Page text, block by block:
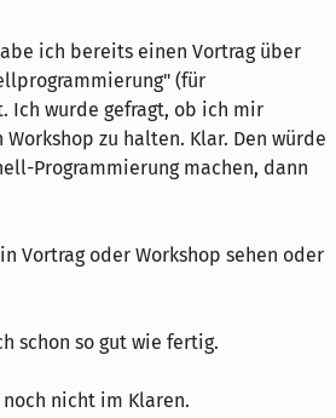
ich bereits einen Vortrag über
(für
Ich wurde gefragt, ob ich mir
zu halten. Klar. Den würde
Programmierung machen, dann
Vortrag oder Workshop sehen oder
schon so gut wie fertig.
nicht im Klaren.